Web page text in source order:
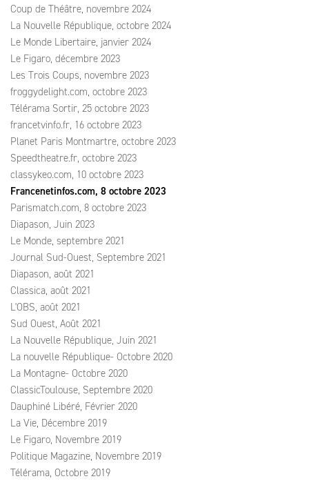
Coup de Théâtre, novembre 2024
La Nouvelle République, octobre 2024
Le Monde Libertaire, janvier 2024
Le Figaro, décembre 2023
Les Trois Coups, novembre 2023
froggydelight.com, octobre 2023
Télérama Sortir, 25 octobre 2023
francetvinfo.fr, 16 octobre 2023
Planet Paris Montmartre, octobre 2023
Speedtheatre.fr, octobre 2023
classykeo.com, 10 octobre 2023
Francenetinfos.com, 8 octobre 2023
Parismatch.com, 8 octobre 2023
Diapason, Juin 2023
Le Monde, septembre 2021
Journal Sud-Ouest, Septembre 2021
Diapason, août 2021
Classica, août 2021
L'OBS, août 2021
Sud Ouest, Août 2021
La Nouvelle République, Juin 2021
La nouvelle République- Octobre 2020
La Montagne- Octobre 2020
ClassicToulouse, Septembre 2020
Dauphiné Libéré, Février 2020
La Vie, Décembre 2019
Le Figaro, Novembre 2019
Politique Magazine, Novembre 2019
Télérama, Octobre 2019